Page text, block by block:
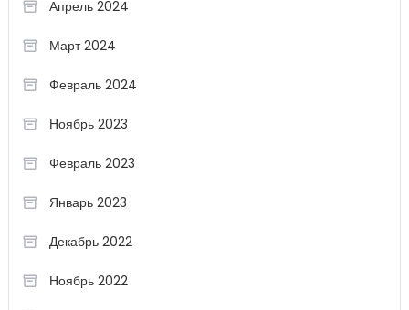
Апрель 2024
Март 2024
Февраль 2024
Ноябрь 2023
Февраль 2023
Январь 2023
Декабрь 2022
Ноябрь 2022